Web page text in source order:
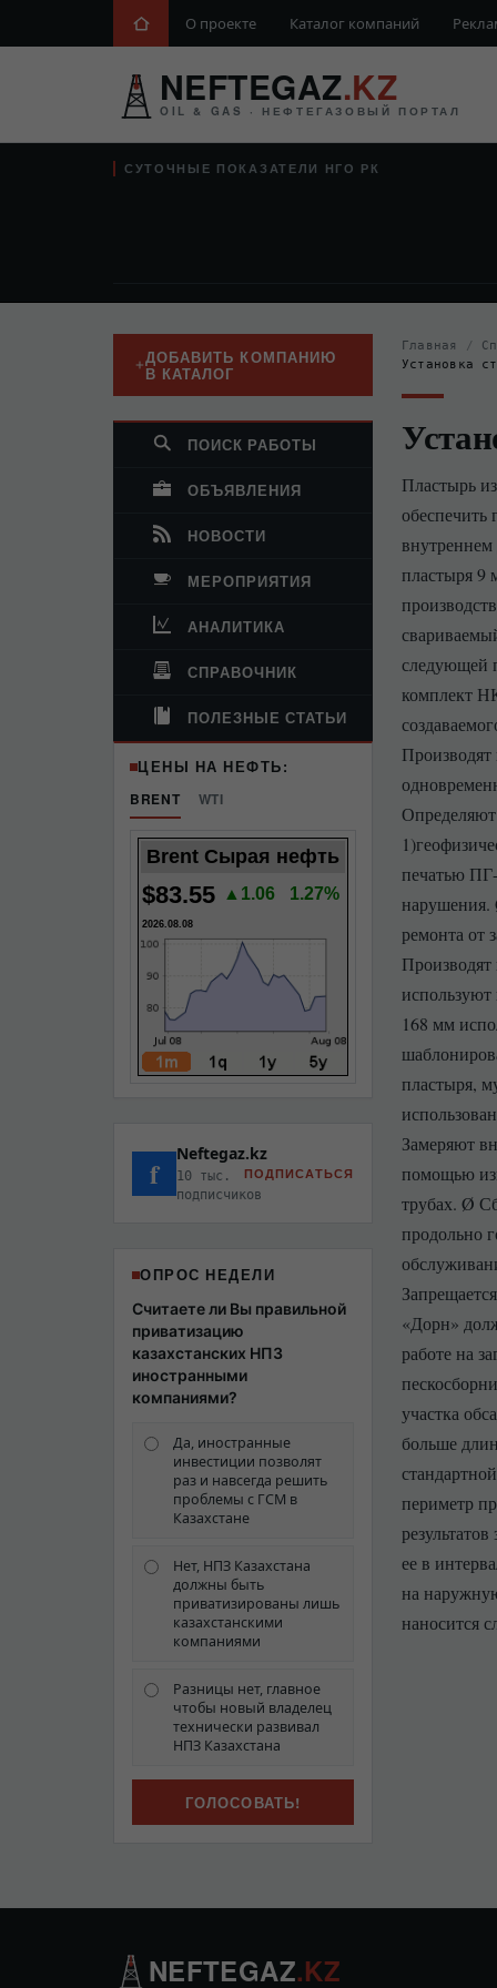
О проекте Каталог компаний
NEFTEGAZ.KZ
OIL & GAS · НЕФТЕГАЗОВЫЙ ПОРТАЛ
СУТОЧНЫЕ ПОКАЗАТЕЛИ НГО РК
ДОБАВИТЬ КОМПАНИЮ
В КАТАЛОГ
ПОИСК РАБОТЫ
ОБЪЯВЛЕНИЯ
НОВОСТИ
МЕРОПРИЯТИЯ
АНАЛИТИКА
СПРАВОЧНИК
ПОЛЕЗНЫЕ СТАТЬИ
ЦЕНЫ НА НЕФТЬ:
BRENT
WTI
Brent Сырая нефть
$83.55 ▲1.06 1.27%
2026.08.08
f Neftegaz.kz
10 тыс.
подписчиков
ПОДПИСАТЬСЯ
ОПРОС НЕДЕЛИ
Считаете ли Вы правильной
приватизацию
казахстанских НПЗ
иностранными
компаниями?
Да, иностранные
инвестиции позволят
раз и навсегда решить
проблемы с ГСМ в
Казахстане
Нет, НПЗ Казахстана
должны быть
приватизированы лишь
казахстанскими
компаниями
Разницы нет, главное
чтобы новый владелец
технически развивал
НПЗ Казахстана
Главная /
Установка
Пластырь
обеспечить
пластыря 9
следующей
комплект
печатью
нарушения.
ремонта от
168 мм
пластыря,
Замеряют
помощью
трубах. Ø
продольно
«Дорн»
работе на
участка
больше
периметр
ее в
на
наносится
NEFTEGAZ.KZ